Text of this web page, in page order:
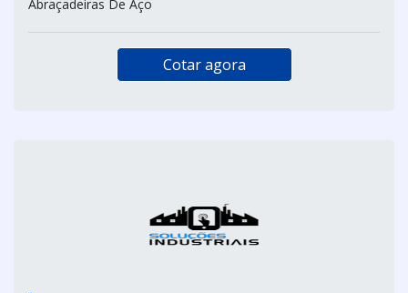
Abraçadeiras De Aço
Cotar agora